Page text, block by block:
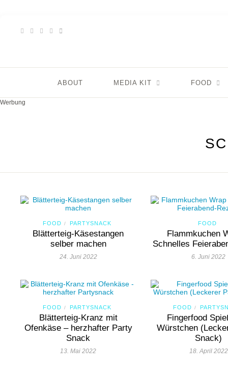
ABOUT MEDIA KIT FOOD
Werbung
FOOD / PARTYSNACK
Blätterteig-Käsestangen
selber machen
24. Juni 2022
FOOD
Flammkuchen
Schnelles
6. Juni 2022
FOOD / PARTYSNACK
Blätterteig-Kranz mit
Ofenkäse – herzhafter Party
Snack
13. Mai 2022
FOOD /
Fingerfood
Würstchen
Snack)
18. April 2022